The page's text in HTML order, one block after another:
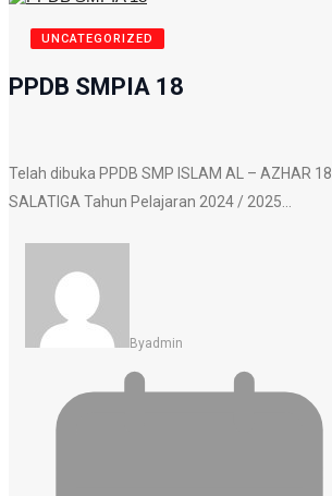
UNCATEGORIZED
PPDB SMPIA 18
Telah dibuka PPDB SMP ISLAM AL – AZHAR 18
SALATIGA Tahun Pelajaran 2024 / 2025…
ByAdmin